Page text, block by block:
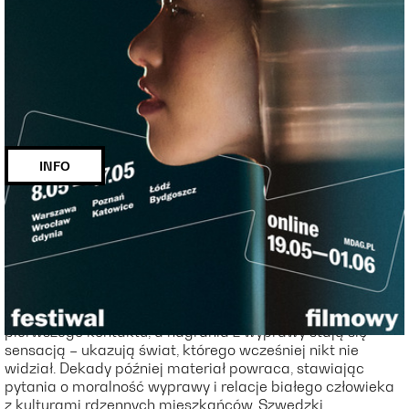
AMAZOMANIA | MDAG 2026
Poznań
Święty Marcin 30
data i
godzina:
10.05.2026, g. 18:00
INFO
Opis wydarzenia:
[PL]
W 1996 roku brazylijski urzędnik i szwedzki dziennikarz
wyruszają w głąb Amazonii, by spotkać żyjące z dala od
współczesnej cywilizacji plemię Korubo. Dochodzi do tzw.
pierwszego kontaktu, a nagrania z wyprawy stają się
sensacją – ukazują świat, którego wcześniej nikt nie
widział. Dekady później materiał powraca, stawiając
pytania o moralność wyprawy i relacje białego człowieka
z kulturami rdzennych mieszkańców. Szwedzki